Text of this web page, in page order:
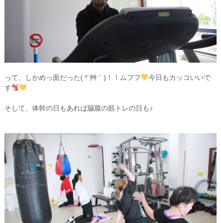
って、しかめっ面だった( *´艸｀)！！ムフフ
今日もカッコいいで
す
そして、体幹の日もあれば脇腹の筋トレの日も♪